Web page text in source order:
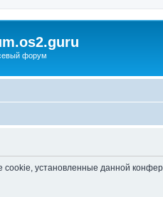
форум
cookie, установленные данной